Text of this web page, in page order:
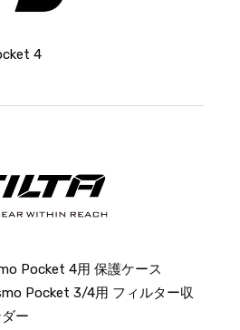
4
Pocket 4用 保護ケース
Pocket 3/4用 フィルター収
ー